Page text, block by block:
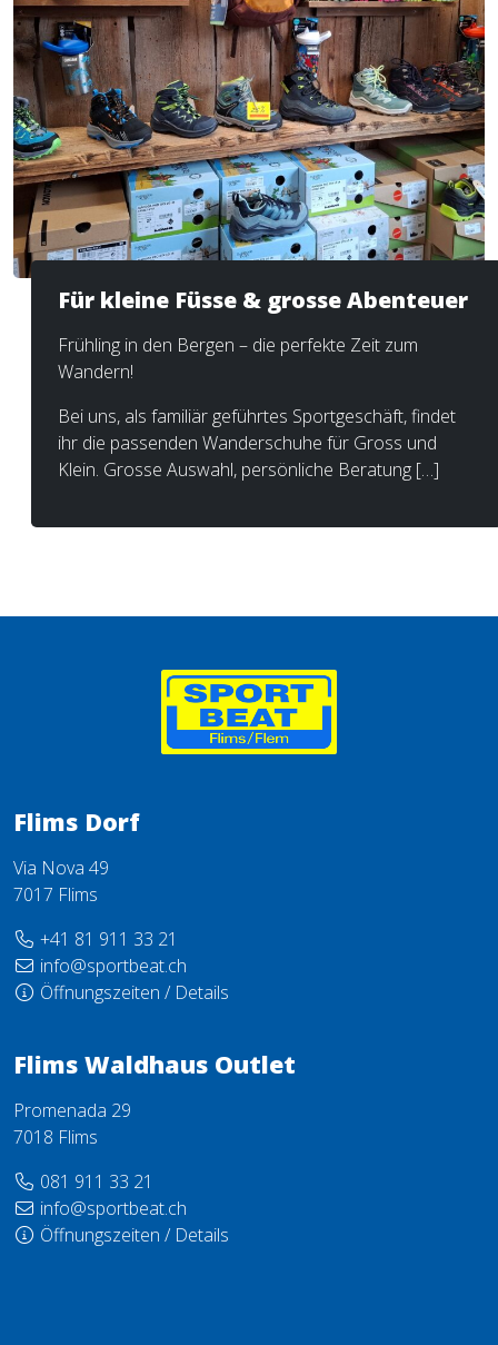
Für kleine Füsse & grosse Abenteuer
Frühling in den Bergen – die perfekte Zeit zum
Wandern!
Bei uns, als familiär geführtes Sportgeschäft, findet
ihr die passenden Wanderschuhe für Gross und
Klein. Grosse Auswahl, persönliche Beratung […]
Flims Dorf
Via Nova 49
7017 Flims
+41 81 911 33 21
info@sportbeat.ch
Öffnungszeiten / Details
Flims Waldhaus Outlet
Promenada 29
7018 Flims
081 911 33 21
info@sportbeat.ch
Öffnungszeiten / Details